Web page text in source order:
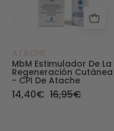
MbM Estimulador De La
Regeneración Cutánea
- CPI De Atache
14,40€ 16,95€